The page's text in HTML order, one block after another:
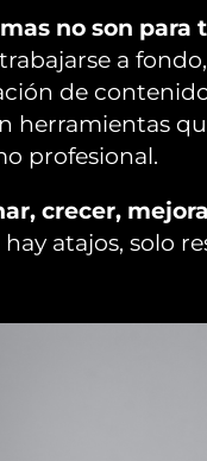
no son para
a
de
herramientas
profesional.
crecer,
atajos, solo